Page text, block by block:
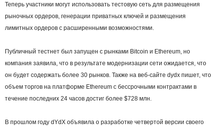
Теперь участники могут использовать тестовую сеть для размещения
рыночных ордеров, генерации приватных ключей и размещения
лимитных ордеров с расширенными возможностями.
Публичный тестнет был запущен с рынками Bitcoin и Ethereum, но
компания заявила, что в результате модернизации сети ожидается, что
он будет содержать более 30 рынков. Также на веб-сайте dydx пишет, что
объем торгов на платформе Ethereum с бессрочными контрактами в
течение последних 24 часов достиг более $728 млн.
В прошлом году dYdX объявила о разработке четвертой версии своего